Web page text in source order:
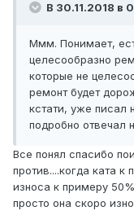
В 30.11.2018 в
Ммм. Понимает,
целесообразно
которые не
ремонт будет
кстати, уже писал
подробно отвечал
Все понял спасибо
против....когда ката
износа к примеру
просто она скоро